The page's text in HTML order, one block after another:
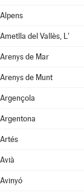
Alpens
Ametlla del Vallès, L'
Arenys de Mar
Arenys de Munt
Argençola
Argentona
Artés
Avià
Avinyó